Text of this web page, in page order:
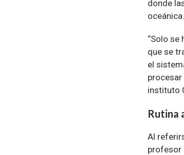
donde
oceánica.
“Solo se
que se
el
instituto
Rutina
Al
profesor